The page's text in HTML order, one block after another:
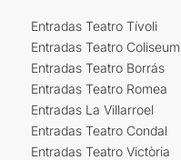
Entradas Teatro Tívoli
Entradas Teatro Coliseum
Entradas Teatro Borrás
Entradas Teatro Romea
Entradas La Villarroel
Entradas Teatro Condal
Entradas Teatro Victòria